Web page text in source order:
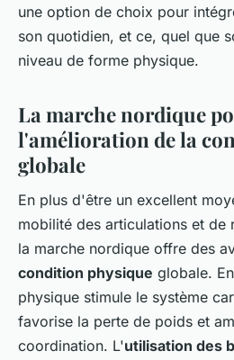
une option de choix pour
son quotidien, et ce, quel que
niveau de forme physique.
La marche nordique
l'amélioration de la
globale
En plus d'être un excellent
mobilité des articulations et de
la marche nordique offre des
condition physique globale.
physique stimule le système
favorise la perte de poids et
coordination. L'utilisation des